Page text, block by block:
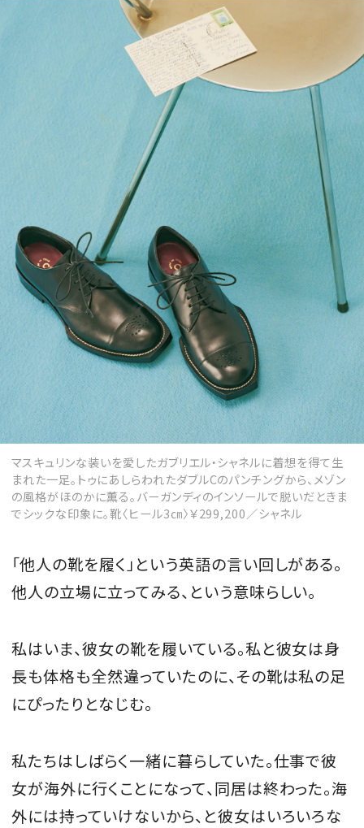
MAGAZINE
SPUR 2026 JULY
2026年9月号
2026-07-23発売
最新号を試し読み
マスキュリンな装いを愛したガブリエル・シャネルに着想を得て生
まれた一足。トゥにあしらわれたダブルCのパンチングから、メゾン
の風格がほのかに薫る。バーガンディのインソールで脱いだときま
でシックな印象に。靴〈ヒール3㎝〉￥299,200／シャネル
「他人の靴を履く」という英語の言い回しがある。
他人の立場に立ってみる、という意味らしい。
私はいま、彼女の靴を履いている。私と彼女は身
長も体格も全然違っていたのに、その靴は私の足
にぴったりとなじむ。
私たちはしばらく一緒に暮らしていた。仕事で彼
女が海外に行くことになって、同居は終わった。海
外には持っていけないから、と彼女はいろいろな